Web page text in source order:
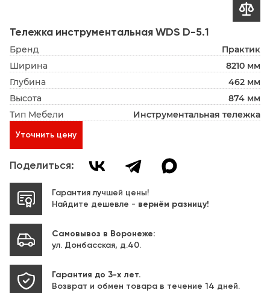

Тележка инструментальная WDS D-5.1
Бренд
Практик
Ширина
8210 мм
Глубина
462 мм
Высота
874 мм
Тип Мебели
Инструментальная тележка
Уточнить цену
Поделиться:
Гарантия лучшей цены!
Найдите дешевле - вернём разницу!
Самовывоз в Воронеже:
ул. Донбасская, д.40.
Гарантия до 3-х лет.
Возврат и обмен товара в течение 14 дней.